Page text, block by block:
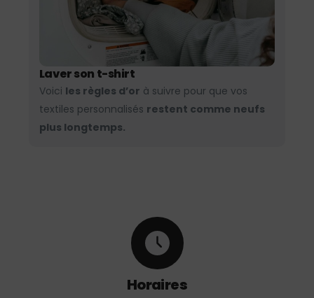
Laver son t-shirt
Voici les règles d’or à suivre pour que vos
textiles personnalisés restent comme neufs
plus longtemps.
Horaires